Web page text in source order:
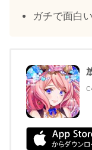
ガチで面白